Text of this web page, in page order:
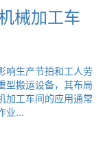
械加工车
响生产节拍和工人劳
型搬运设备，其布局
加工车间的应用通常
业...